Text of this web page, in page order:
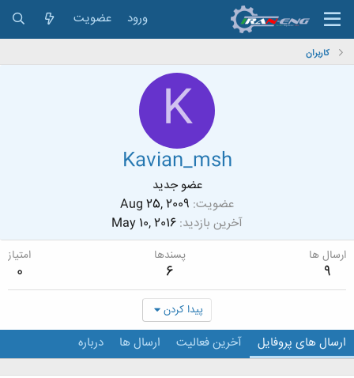
ورود عضویت
کاربران
K
Kavian_msh
عضو جدید
عضویت Aug 25, 2009
آخرین بازدید May 10, 2016
ارسال ها
9
پسندها
6
امتیاز
0
پیدا کردن
ارسال های پروفایل آخرین فعالیت ارسال ها درباره